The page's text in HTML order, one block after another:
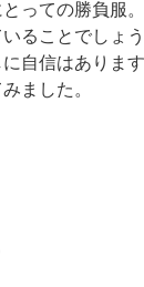
っての勝負服
ることでしょ
に自信はありま
ました。